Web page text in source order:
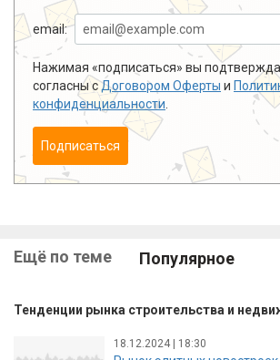
email:
Нажимая «подписаться» вы
согласны сДоговором Оферты и
конфиденциальности
Подписаться
Ещё по теме Популярное
Тенденции рынка строительства и
18.12.2024 | 18:30